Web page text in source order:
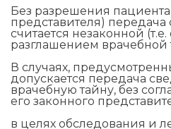
Без разрешения
представителя)
считается незаконной (т.е.
разглашением врачебной
В случаях,
допускается передача
врачебную тайну, без
его законного
в целях обследования и